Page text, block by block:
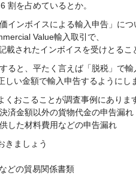
を占めているとか。
インボイスによる輸入申告」につ
Value輸入取引で、
載されたインボイスを受けとるこ
ると、平たく言えば「脱税」で
しい金額で輸入申告するようにし
くおこることが調査事例にありま
済金額以外の貨物代金の申告漏れ
した材料費用などの申告漏れ
きましょう
どの貿易関係書類